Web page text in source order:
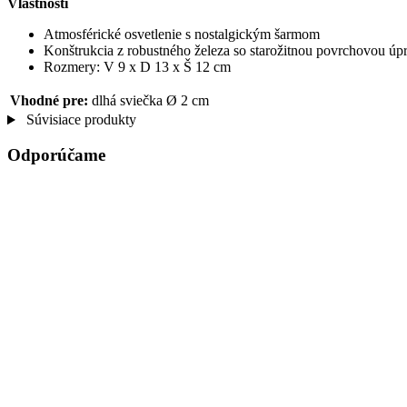
Vlastnosti
Atmosférické osvetlenie s nostalgickým šarmom
Konštrukcia z robustného železa so starožitnou povrchovou
Rozmery: V 9 x D 13 x Š 12 cm
Vhodné pre: dlhá sviečka Ø 2 cm
Súvisiace produkty
Odporúčame